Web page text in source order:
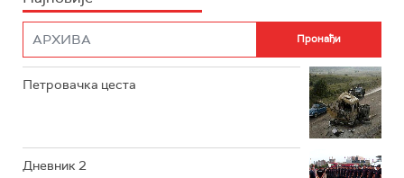
Петровачка цеста
Дневник 2